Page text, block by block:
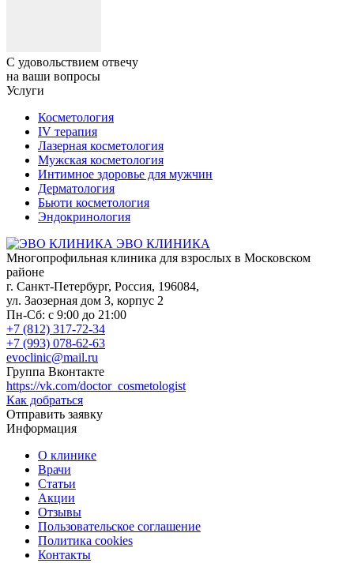
С удовольствием отвечу
на ваши вопросы
Услуги
Косметология
IV терапия
Лазерная косметология
Мужская косметология
Интимное здоровье для мужчин
Дерматология
Бьюти косметология
Эндокринология
ЭВО КЛИНИКА
Многопрофильная клиника для взрослых в Московском
районе
г. Санкт-Петербург, Россия, 196084,
ул. Заозерная дом 3, корпус 2
Пн-Сб: с 9:00 до 21:00
+7 (812) 317-72-34
+7 (993) 078-62-63
evoclinic@mail.ru
Группа Вконтакте
https://vk.com/doctor_cosmetologist
Как добраться
Отправить заявку
Информация
О клинике
Врачи
Статьи
Акции
Отзывы
Пользовательское соглашение
Политика cookies
Контакты